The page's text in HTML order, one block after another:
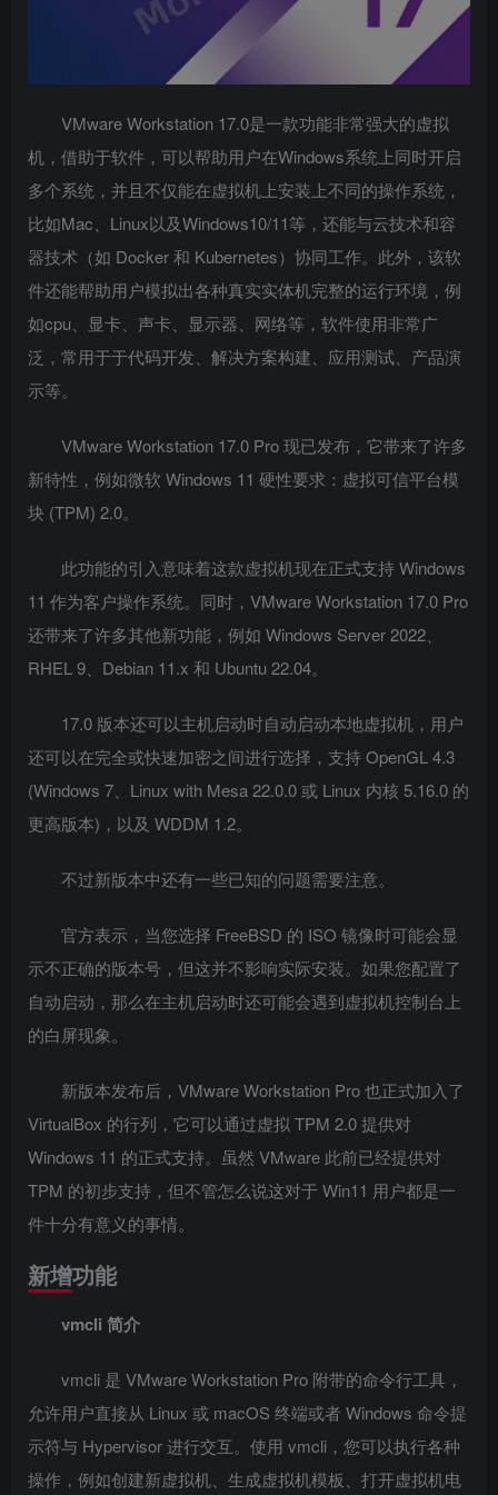
VMware Workstation 17.0是一款功能非常强大的虚拟
机，借助于软件，可以帮助用户在Windows系统上同时开启
多个系统，并且不仅能在虚拟机上安装上不同的操作系统，
比如Mac、Linux以及Windows10/11等，还能与云技术和容
器技术（如 Docker 和 Kubernetes）协同工作。此外，该软
件还能帮助用户模拟出各种真实实体机完整的运行环境，例
如cpu、显卡、声卡、显示器、网络等，软件使用非常广
泛，常用于于代码开发、解决方案构建、应用测试、产品演
示等。
VMware Workstation 17.0 Pro 现已发布，它带来了许多
新特性，例如微软 Windows 11 硬性要求：虚拟可信平台模
块 (TPM) 2.0。
此功能的引入意味着这款虚拟机现在正式支持 Windows
11 作为客户操作系统。同时，VMware Workstation 17.0 Pro
还带来了许多其他新功能，例如 Windows Server 2022、
RHEL 9、Debian 11.x 和 Ubuntu 22.04。
17.0 版本还可以主机启动时自动启动本地虚拟机，用户
还可以在完全或快速加密之间进行选择，支持 OpenGL 4.3
(Windows 7、Linux with Mesa 22.0.0 或 Linux 内核 5.16.0 的
更高版本)，以及 WDDM 1.2。
不过新版本中还有一些已知的问题需要注意。
官方表示，当您选择 FreeBSD 的 ISO 镜像时可能会显
示不正确的版本号，但这并不影响实际安装。如果您配置了
自动启动，那么在主机启动时还可能会遇到虚拟机控制台上
的白屏现象。
新版本发布后，VMware Workstation Pro 也正式加入了
VirtualBox 的行列，它可以通过虚拟 TPM 2.0 提供对
Windows 11 的正式支持。虽然 VMware 此前已经提供对
TPM 的初步支持，但不管怎么说这对于 Win11 用户都是一
件十分有意义的事情。
新增功能
vmcli 简介
vmcli 是 VMware Workstation Pro 附带的命令行工具，
允许用户直接从 Linux 或 macOS 终端或者 Windows 命令提
示符与 Hypervisor 进行交互。使用 vmcli，您可以执行各种
操作，例如创建新虚拟机、生成虚拟机模板、打开虚拟机电